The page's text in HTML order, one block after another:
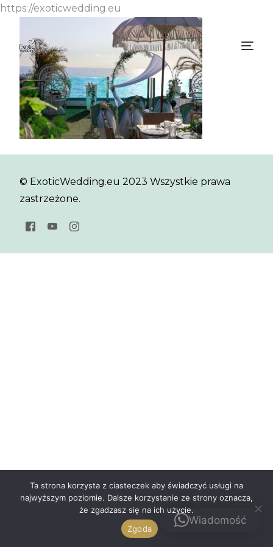
https://exoticwedding.eu
© ExoticWedding.eu 2023 Wszystkie prawa
zastrzeżone.
Kontakt
Wiadomość
Ta strona korzysta z ciasteczek aby świadczyć usługi na
najwyższym poziomie. Dalsze korzystanie ze strony oznacza,
że zgadzasz się na ich użycie.
Zgoda